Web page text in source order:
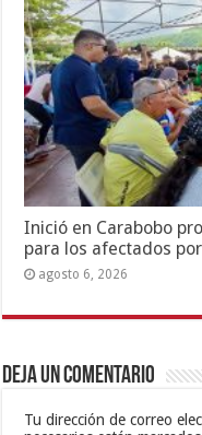
Inició en Carabobo
para los afectados
agosto 6, 2026
Deja un comentario
Tu dirección de correo